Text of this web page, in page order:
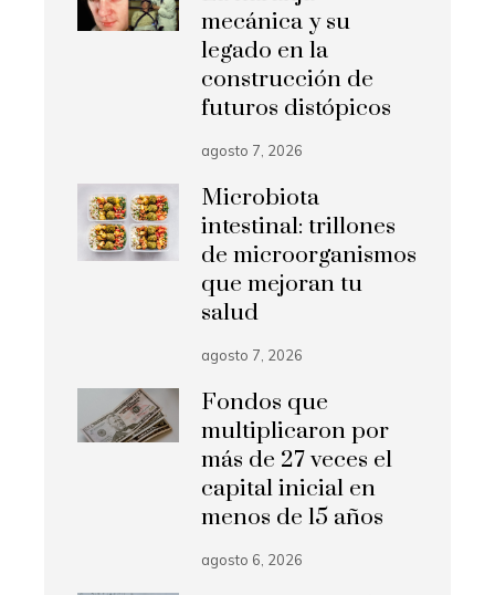
mecánica y su
legado en la
construcción de
futuros distópicos
agosto 7, 2026
Microbiota
intestinal: trillones
de microorganismos
que mejoran tu
salud
agosto 7, 2026
Fondos que
multiplicaron por
más de 27 veces el
capital inicial en
menos de 15 años
agosto 6, 2026